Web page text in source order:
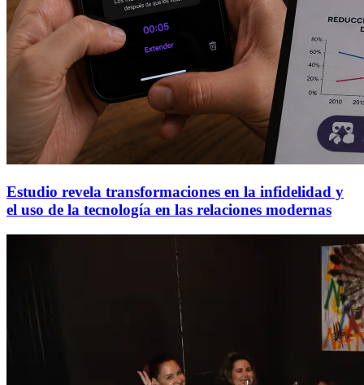
Estudio revela transformaciones en la infidelidad y
el uso de la tecnología en las relaciones modernas